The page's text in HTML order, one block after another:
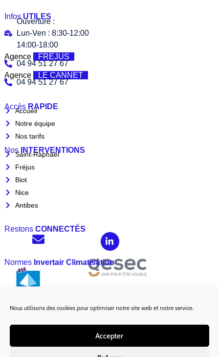
Nous utilisons des cookies pour optimiser notre site web et notre service.
Accepter
Infos UTILES
Ouverture :
Lun-Ven : 8:30-12:00
14:00-18:00
Agence
FREJUS
04 94 51 27 67
Agence
LE CANNET
04 94 51 27 67
Accès RAPIDE
Accueil
Notre équipe
Nos tarifs
Nos INTERVENTIONS
Saint-Raphaël
Fréjus
Biot
Nice
Antibes
Restons CONNECTÉS
Normes Invertair Climatisation
MarquesPartenaires :